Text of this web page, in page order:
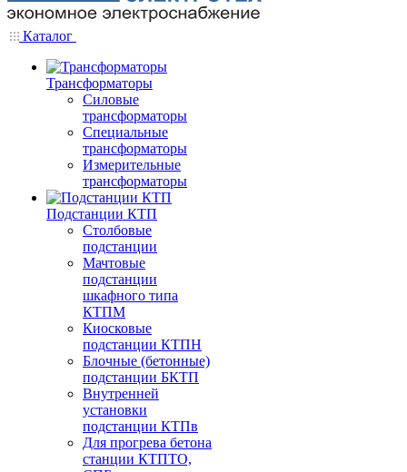
Каталог
Трансформаторы
Силовые
трансформаторы
Специальные
трансформаторы
Измерительные
трансформаторы
Подстанции КТП
Столбовые
подстанции
Мачтовые
подстанции
шкафного типа
КТПМ
Киосковые
подстанции КТПН
Блочные (бетонные)
подстанции БКТП
Внутренней
установки
подстанции КТПв
Для прогрева бетона
станции КТПТО,